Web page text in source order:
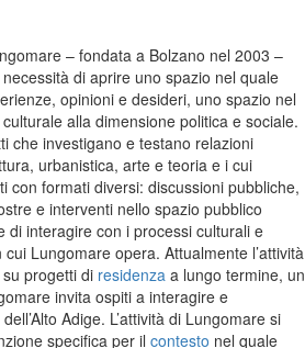
– fondata a Bolzano nel 2003 –
di aprire uno spazio nel quale
opinioni e desideri, uno spazio nel
alla dimensione politica e sociale.
che investigano e testano relazioni
urbanistica, arte e teoria e i cui
con formati diversi: discussioni pubbliche,
e interventi nello spazio pubblico
di interagire con i processi culturali e
Lungomare opera. Attualmente l’attività
progetti di residenza a lungo termine, un
invita ospiti a interagire e
Adige. L’attività di Lungomare si
specifica per il contesto nel quale